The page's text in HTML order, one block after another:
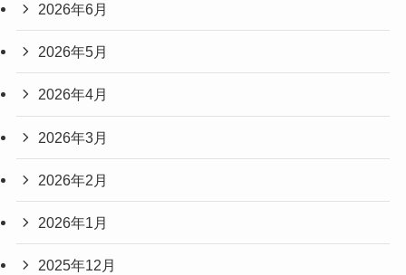
2026年6月
2026年5月
2026年4月
2026年3月
2026年2月
2026年1月
2025年12月